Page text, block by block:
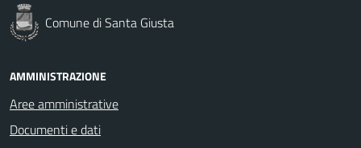
Comune di Santa Giusta
AMMINISTRAZIONE
Aree amministrative
Documenti e dati